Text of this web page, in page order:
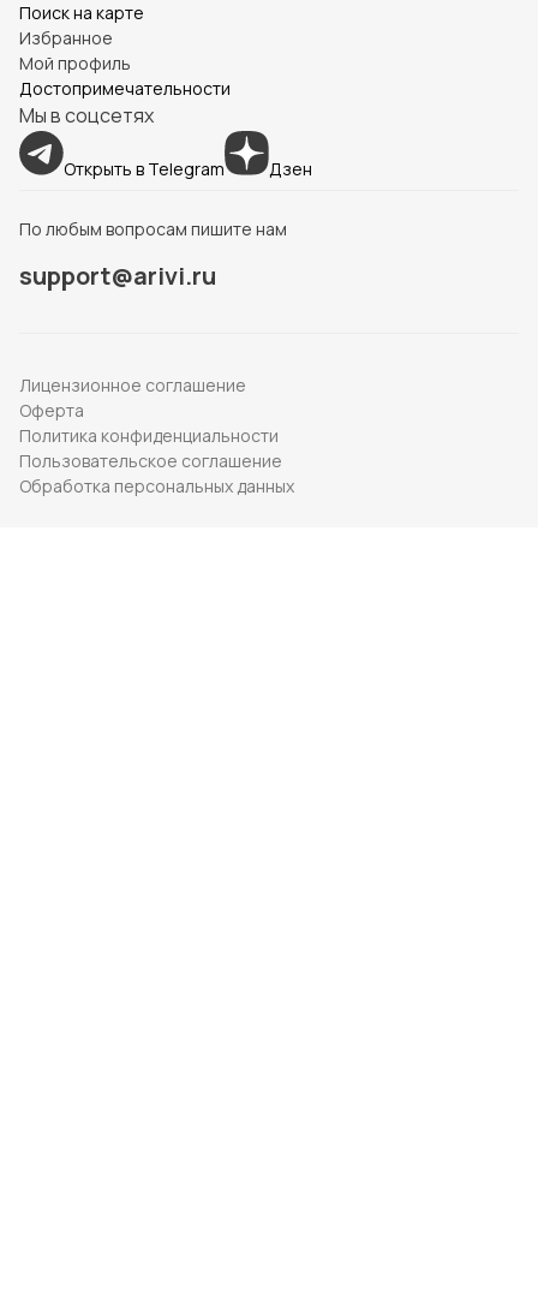
Поиск на карте
Избранное
Мой профиль
Достопримечательности
Мы в соцсетях
Открыть в Telegram Дзен
По любым вопросам пишите нам
support@arivi.ru
Лицензионное соглашение
Оферта
Политика конфиденциальности
Пользовательское соглашение
Обработка персональных данных